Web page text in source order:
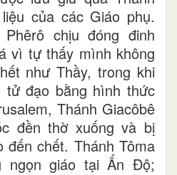
của các Giáo phụ.
chịu đóng đinh
vì tự thấy mình không
như Thầy, trong khi
tử đạo bằng hình thức
Thánh Giacôbê
đền thờ xuống và bị
đến chết. Thánh Tôma
ngọn giáo tại Ấn Độ;